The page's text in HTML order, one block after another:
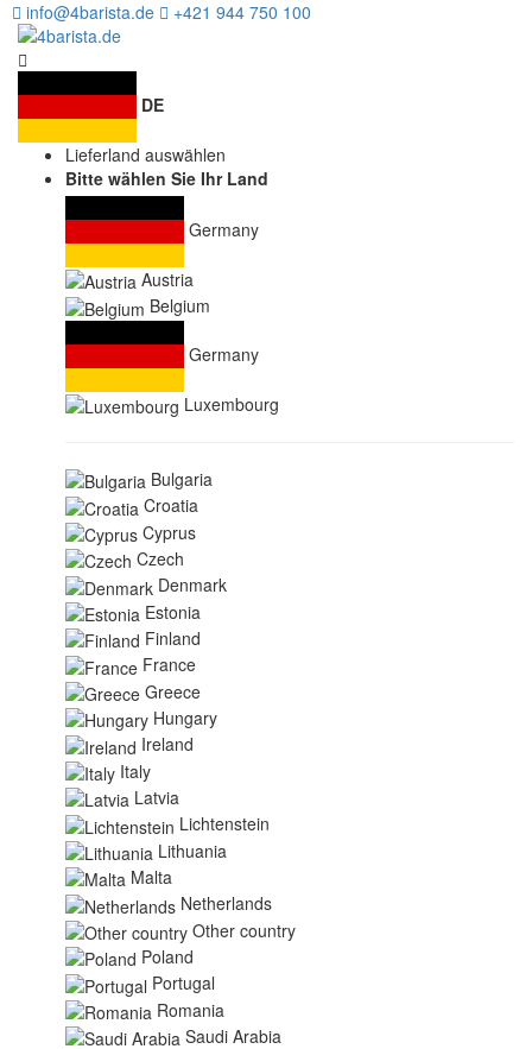
info@4barista.de +421 944 750 100
DE
Lieferland auswählen
Bitte wählen Sie Ihr Land
Germany
Austria
Belgium
Germany
Luxembourg
Bulgaria
Croatia
Cyprus
Czech
Denmark
Estonia
Finland
France
Greece
Hungary
Ireland
Italy
Latvia
Lichtenstein
Lithuania
Malta
Netherlands
Other country
Poland
Portugal
Romania
Saudi Arabia